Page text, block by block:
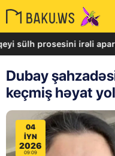
irəli aparır -
Dubay
keçmiş həyat
04
IYN
2026
09:09